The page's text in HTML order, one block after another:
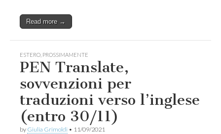
Read more →
ESTERO PROSSIMAMENTE
PEN Translate,
sovvenzioni per
traduzioni verso l’inglese
(entro 30/11)
by Giulia Grimoldi • 11/09/2021